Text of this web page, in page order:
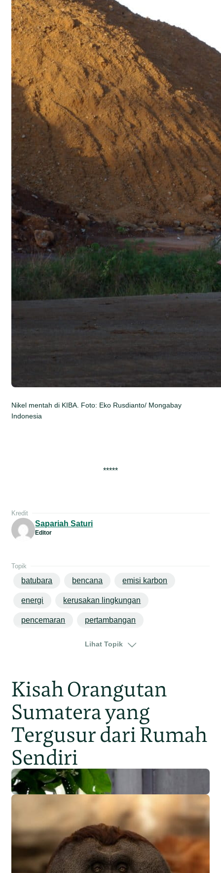
Nikel mentah di KIBA. Foto: Eko Rusdianto/ Mongabay
Indonesia
*****
Kredit
Sapariah Saturi
Editor
Topik
batubara bencana emisi karbon
energi kerusakan lingkungan
pencemaran pertambangan
sulawesi
Lihat Topik
Kisah Orangutan
Sumatera yang
Tergusur dari Rumah
Sendiri